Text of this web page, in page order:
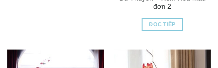
đơn 2
ĐỌC TIẾP